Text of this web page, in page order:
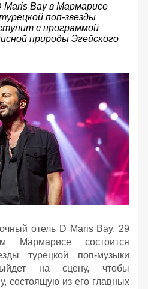
Maris Bay в Мармарисе
поп-звезды
с программой
природы Эгейского
отель D Maris Bay, 29
Мармарисе состоится
турецкой поп-музыки
на сцену, чтобы
состоящую из его главных